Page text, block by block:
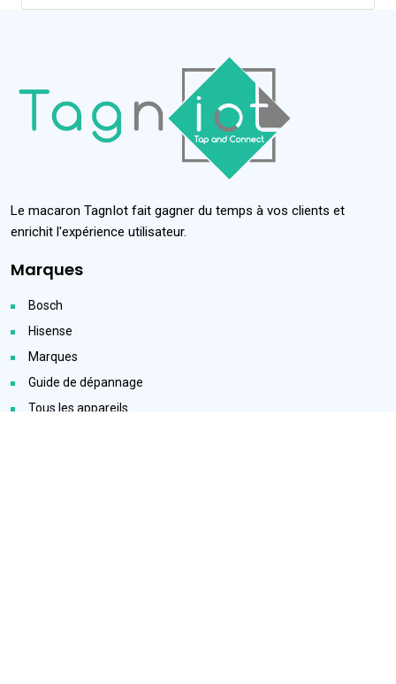
Le macaron TagnIot fait gagner du temps à vos clients et
enrichit l'expérience utilisateur.
Marques
Bosch
Hisense
Marques
Guide de dépannage
Tous les appareils